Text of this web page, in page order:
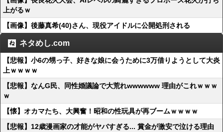
上がるｗ
【画像】後藤真希(40)さん、現役アイドルに公開処刑される
ネタめし.com
【悲報】小6の甥っ子、好きな娘に会うために3万借りようとして大炎
上ｗｗｗｗ
【悲報】なんG民、同性婚議論で大荒れwwwwww 理由がこれｗｗｗ
ｗ
【懐】オカマたち、大興奮！昭和の性玩具が再ブームｗｗｗｗ
【悲報】12歳漫画家の才能がヤバすぎる... 賞金が激安で泣ける理由